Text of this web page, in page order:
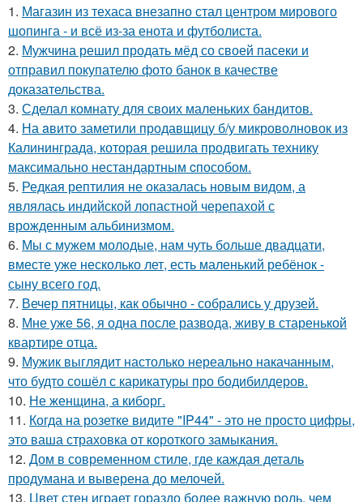
1. Магазин из техаса внезапно стал центром мирового
шопинга - и всё из-за енота и футболиста.
2. Мужчина решил продать мёд со своей пасеки и
отправил покупателю фото банок в качестве
доказательства.
3. Сделал комнату для своих маленьких бандитов.
4. На aвито заметили продавщицу б/у микроволновок из
Калининграда, которая решила продвигать технику
максимально нестандартным cпособом.
5. Редкая рептилия не оказалась новым видом, а
являлась индийской лопастной черепахой с
врожденным альбинизмом.
6. Мы с мужем молодые, нам чуть больше двадцати,
вместе уже несколько лет, есть маленький ребёнок -
сыну всего год.
7. Вечер пятницы, как обычно - собрались у друзей.
8. Мне уже 56, я одна после развода, живу в старенькой
квартире отца.
9. Мужик выглядит настолько нереально накачанным,
что будто сошёл с карикатуры про бодибилдеров.
10. Не женщина, а киборг.
11. Когда на розетке видите "IP44" - это не просто цифры,
это ваша страховка от короткого замыкания.
12. Дом в современном стиле, где каждая деталь
продумана и выверена до мелочей.
13. Цвет стен играет гораздо более важную роль, чем